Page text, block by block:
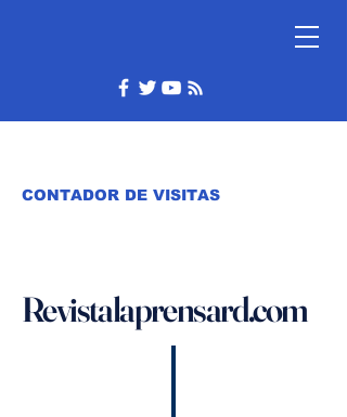
CONTADOR DE VISITAS
Revistalaprensard.com